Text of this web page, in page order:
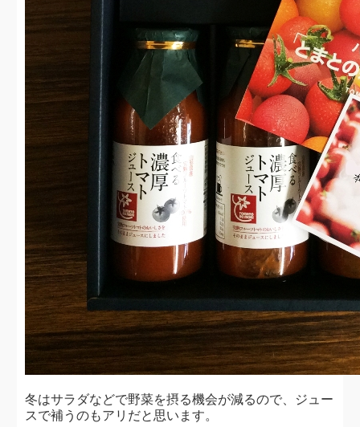
冬はサラダなどで野菜を摂る機会が減るので、ジュー
スで補うのもアリだと思います。